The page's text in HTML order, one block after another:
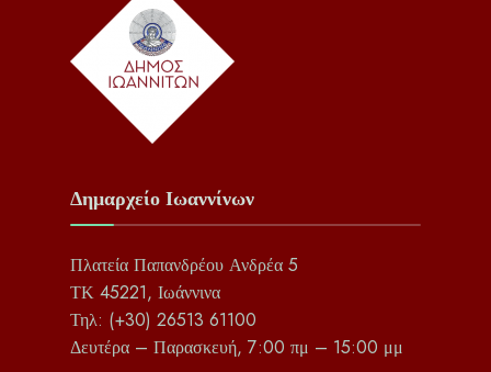
Δημαρχείο Ιωαννίνων
Πλατεία Παπανδρέου Ανδρέα 5
ΤΚ 45221, Ιωάννινα
Τηλ: (+30) 26513 61100
Δευτέρα – Παρασκευή, 7:00 πμ – 15:00 μμ